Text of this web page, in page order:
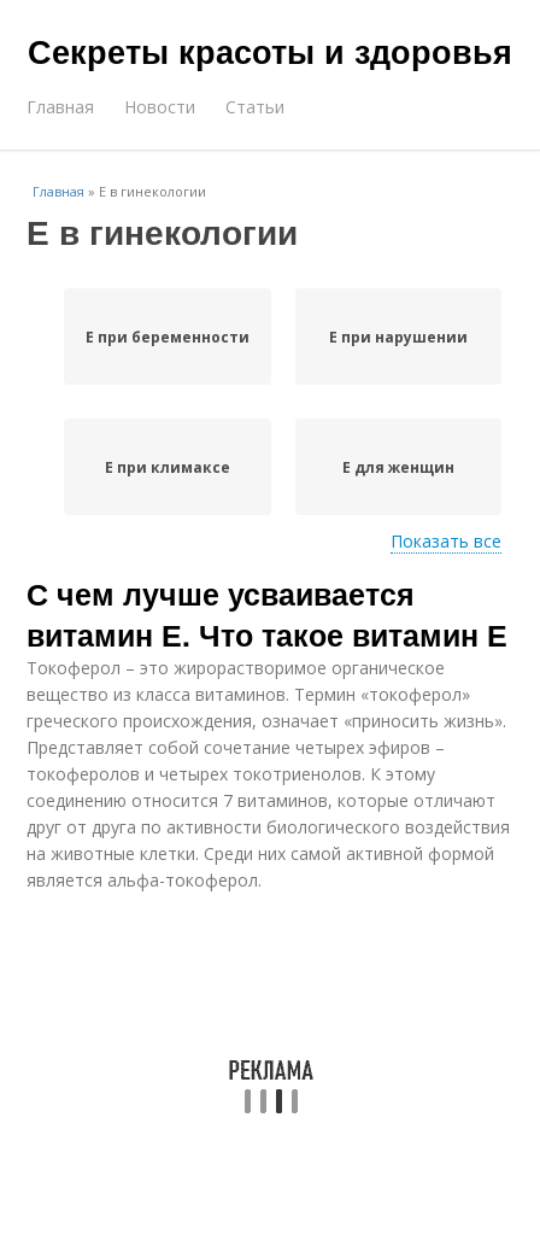
Секреты красоты и здоровья
Главная Новости Статьи
Главная » Е в гинекологии
Е в гинекологии
Е при беременности Е при нарушении
Е при климаксе Е для женщин
Е для женского
здоровья
Е для мужчин
Показать все
С чем лучше усваивается
витамин Е. Что такое витамин Е
Токоферол – это жирорастворимое органическое
вещество из класса витаминов. Термин «токоферол»
греческого происхождения, означает «приносить жизнь».
Представляет собой сочетание четырех эфиров –
токоферолов и четырех токотриенолов. К этому
соединению относится 7 витаминов, которые отличают
друг от друга по активности биологического воздействия
на животные клетки. Среди них самой активной формой
является альфа-токоферол.